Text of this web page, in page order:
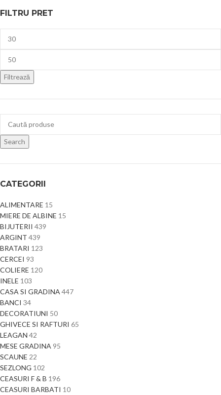
FILTRU PRET
Filtrează
Search
CATEGORII
ALIMENTARE 15
MIERE DE ALBINE 15
BIJUTERII 439
ARGINT 439
BRATARI 123
CERCEI 93
COLIERE 120
INELE 103
CASA SI GRADINA 447
BANCI 34
DECORATIUNI 50
GHIVECE SI RAFTURI 65
LEAGAN 42
MESE GRADINA 95
SCAUNE 22
SEZLONG 102
CEASURI F & B 196
CEASURI BARBATI 10